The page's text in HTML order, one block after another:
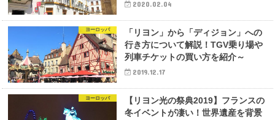
2020.02.04
ヨーロッパ
「リヨン」から「ディジョン」への
行き方について解説！TGV乗り場や
列車チケットの買い方を紹介～
2019.12.17
ヨーロッパ
【リヨン光の祭典2019】フランスの
冬イベントが凄い！世界遺産を背景